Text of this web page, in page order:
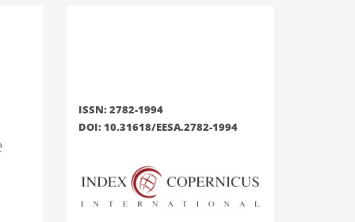
ISSN: 2782-1994
DOI: 10.31618/EESA.2782-1994